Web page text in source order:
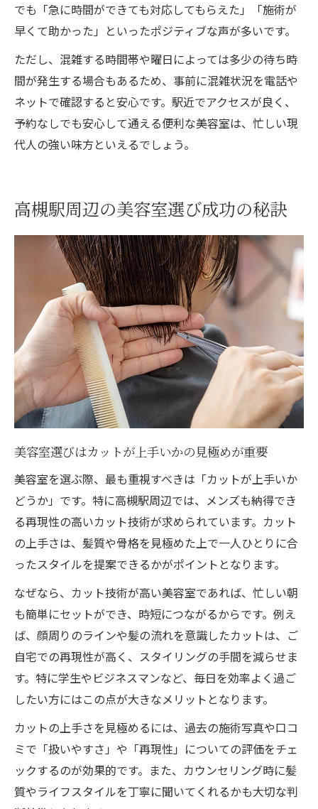
でも「急に時間ができても対応してもらえた」「施術が
早くて助かった」といったポジティブな声が多いです。
ただし、混雑する時間帯や曜日によっては多少の待ち時
間が発生する場合もあるため、事前に混雑状況を電話や
ネットで確認すると安心です。駅近でアクセスが良く、
予約なしでも安心して通える便利な美容室は、忙しい現
代人の強い味方といえるでしょう。
高槻駅周辺の美容室選び成功の秘訣
美容室選びはカットが上手いかの見極めが重要
美容室を選ぶ際、最も重視すべきは「カットが上手いか
どうか」です。特に高槻駅周辺では、メンズも納得でき
る再現性の高いカット技術が求められています。カット
の上手さは、髪質や骨格を見極めた上で一人ひとりに合
ったスタイルを提案できるかがポイントとなります。
なぜなら、カット技術が高い美容室であれば、忙しい朝
も簡単にセットができ、時短につながるからです。例え
ば、顔周りのラインや髪の流れを意識したカットは、ご
自宅での再現性が高く、スタイリングの手間を減らせま
す。特に学生やビジネスマンなど、毎日を効率よく過ご
したい方にはこの点が大きなメリットとなります。
カットの上手さを見極めるには、過去の施術写真や口コ
ミで「扱いやすさ」や「再現性」についての評価をチェ
ックするのが効果的です。また、カウンセリング時に髪
質やライフスタイルを丁寧に聞いてくれるかも大切な判